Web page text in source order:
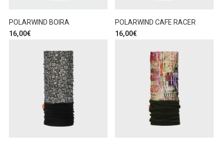
POLARWIND BOIRA
16,00€
POLARWIND CAFE RACER
16,00€